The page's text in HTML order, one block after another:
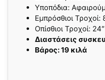
Yποπόδια:
Εμπρόσθιοι Τροχοί:
Oπίσθιοι Τροχοί:
Διαστάσεις
Βάρος: 19 κιλά